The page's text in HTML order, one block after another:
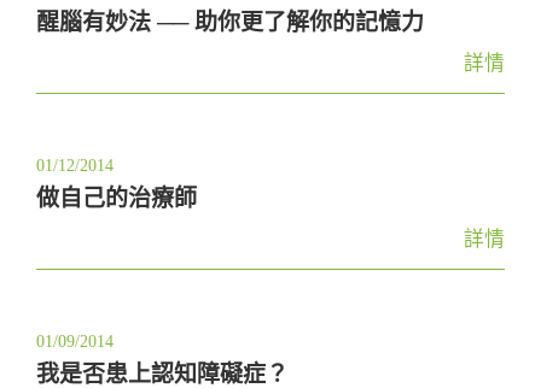
醒腦有妙法 ── 助你更了解你的記憶力
詳情
01/12/2014
做自己的治療師
詳情
01/09/2014
我是否患上認知障礙症？